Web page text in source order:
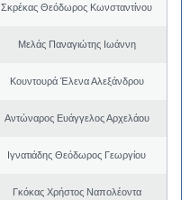
Σκρέκας Θεόδωρος Κωνσταντίνου
Μελάς Παναγιώτης Ιωάννη
Κουντουρά Έλενα Αλεξάνδρου
Αντώναρος Ευάγγελος Αρχελάου
Ιγνατιάδης Θεόδωρος Γεωργίου
Γκόκας Χρήστος Ναπολέοντα